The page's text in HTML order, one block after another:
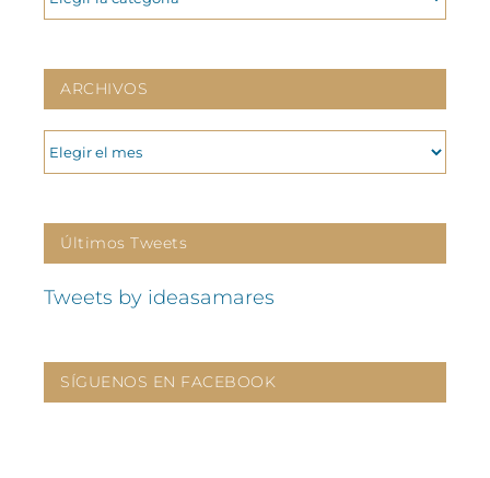
ARCHIVOS
ARCHIVOS
Últimos Tweets
Tweets by ideasamares
SÍGUENOS EN FACEBOOK